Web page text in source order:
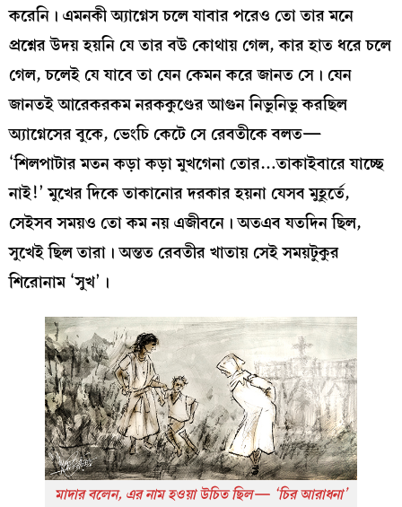
করেনি। এমনকী অ্যাগ্নেস চলে যাবার পরেও তো তার মনে
প্রশ্নের উদয় হয়নি যে তার বউ কোথায় গেল, কার হাত ধরে চলে
গেল, চলেই যে যাবে তা যেন কেমন করে জানত সে। যেন
জানতই আরেকরকম নরককুণ্ডের আগুন নিভুনিভু করছিল
অ্যাগ্নেসের বুকে, ভেংচি কেটে সে রেবতীকে বলত—
‘শিলপাটার মতন কড়া কড়া মুখগেনা তোর…তাকাইবারে যাচ্ছে
নাই!’ মুখের দিকে তাকানোর দরকার হয়না যেসব মুহূর্তে,
সেইসব সময়ও তো কম নয় এজীবনে। অতএব যতদিন ছিল,
সুখেই ছিল তারা। অন্তত রেবতীর খাতায় সেই সময়টুকুর
শিরোনাম ‘সুখ’।
মাদার বলেন, এর নাম হওয়া উচিত ছিল— ‘চির আরাধনা’